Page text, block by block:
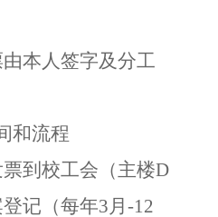
本人签字及分工
和流程
到校工会（主楼D
记（每年3月-12